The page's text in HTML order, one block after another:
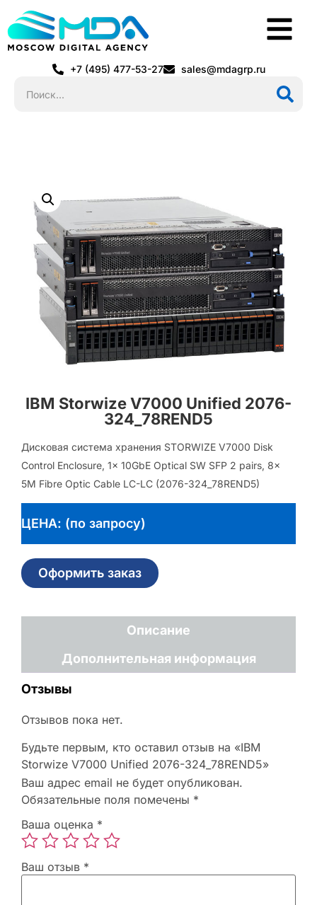
+7 (495) 477-53-27 sales@mdagrp.ru
IBM Storwize V7000 Unified 2076-
324_78REND5
Дисковая система хранения STORWIZE V7000 Disk
Control Enclosure, 1x 10GbE Optical SW SFP 2 pairs, 8x
5M Fibre Optic Cable LC-LC (2076-324_78REND5)
ЦЕНА: (по запросу)
Оформить заказ
Описание
Дополнительная информация
Отзывы
Отзывов пока нет.
Будьте первым, кто оставил отзыв на «IBM
Storwize V7000 Unified 2076-324_78REND5»
Ваш адрес email не будет опубликован.
Обязательные поля помечены *
Ваша оценка *
Ваш отзыв *